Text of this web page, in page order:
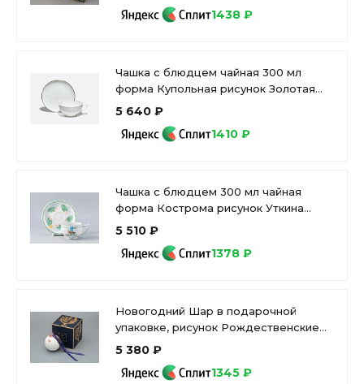
1438 ₽
Чашка с блюдцем чайная 300 мл
форма Купольная рисунок Золотая
лента арт. 81.16430.00.1
5 640 ₽
1410 ₽
Чашка с блюдцем 300 мл чайная
форма Кострома рисунок Уткина
Заводь арт. 81.25445.00.1
5 510 ₽
1378 ₽
Новогодний Шар в подарочной
упаковке, рисунок Рождественские
узоры, арт 81.33344.00.1
5 380 ₽
1345 ₽